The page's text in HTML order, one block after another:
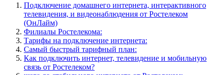
Подключение домашнего интернета, интерактивного
телевидения, и видеонаблюдения от Ростелеком
(ОнЛайм)
Филиалы Ростелекома:
Тарифы на подключение интернета:
Самый быстрый тарифный план:
Как подключить интернет, телевидение и мобильную
связь от Ростелеком?